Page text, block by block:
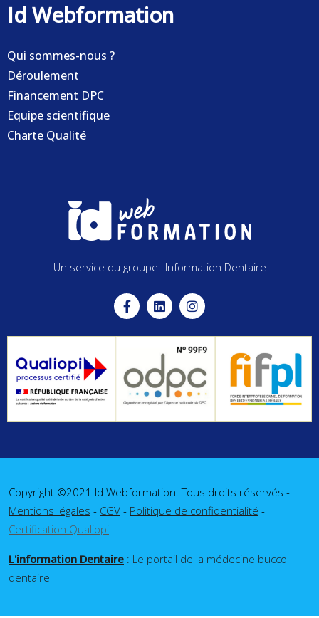
Id Webformation
Qui sommes-nous ?
Déroulement
Financement DPC
Equipe scientifique
Charte Qualité
Un service du groupe l'Information Dentaire
Copyright ©2021 Id Webformation. Tous droits réservés -
Mentions légales - CGV - Politique de confidentialité -
Certification Qualiopi
L'information Dentaire : Le portail de la médecine bucco
dentaire